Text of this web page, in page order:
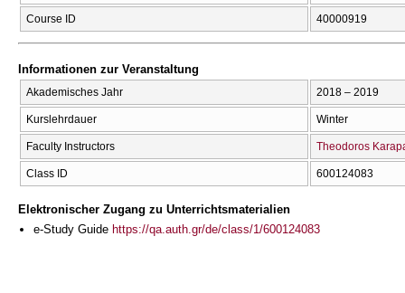
Course ID 40000919
Informationen zur Veranstaltung
Akademisches Jahr 2018 – 2019
Kurslehrdauer Winter
Faculty Instructors Theodoros
Class ID 600124083
Elektronischer Zugang zu Unterrichtsmaterialien
e-Study Guide https://qa.auth.gr/de/class/1/600124083